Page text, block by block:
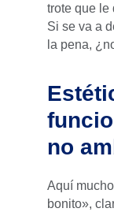
trote que le
Si se va a
la pena,
no
Aquí
bonito»,